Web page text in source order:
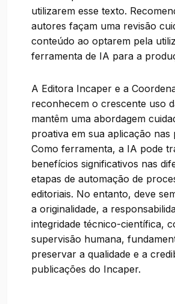
utilizarem esse texto.
autores façam uma revisão
conteúdo ao optarem pela
ferramenta de IA para a
A Editora Incaper e a
reconhecem o crescente uso
mantêm uma abordagem
proativa em sua aplicação nas
Como ferramenta, a IA pode
benefícios significativos nas
etapas de automação de
editoriais. No entanto, deve
a originalidade, a
integridade técnico-científica,
supervisão humana,
preservar a qualidade e a
publicações do Incaper.